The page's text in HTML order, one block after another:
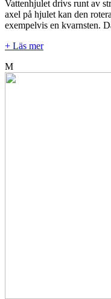
Vattenhjulet drivs runt av
axel på hjulet kan den
exempelvis en kvarnsten.
+ Läs mer
M